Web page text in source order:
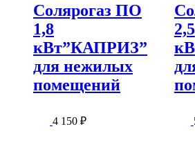
Солярогаз ПО
1,8
кВт”КАПРИЗ”
для нежилых
помещений
4 150 ₽
2,5